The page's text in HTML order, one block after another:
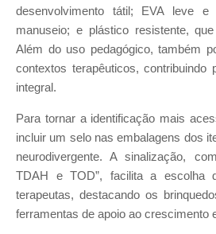
desenvolvimento tátil; EVA leve
manuseio; e plástico resistente,
Além do uso pedagógico, também
contextos terapêuticos, contribuindo
integral.
Para tornar a identificação mais
incluir um selo nas embalagens dos
neurodivergente. A sinalização,
TDAH e TOD”, facilita a escolha
terapeutas, destacando os
ferramentas de apoio ao crescimento